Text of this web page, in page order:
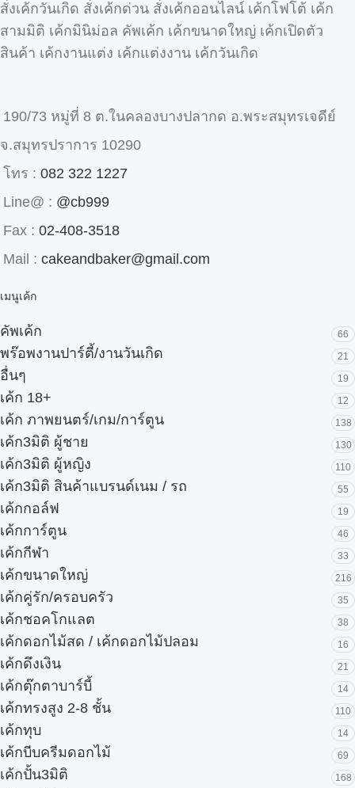
สั่งเค้กวันเกิด สั่งเค้กด่วน สั่งเค้กออนไลน์ เค้กโฟโต้ เค้ก
สามมิติ เค้กมินิม่อล คัพเค้ก เค้กขนาดใหญ่ เค้กเปิดตัว
สินค้า เค้กงานแต่ง เค้กแต่งงาน เค้กวันเกิด
190/73 หมู่ที่ 8 ต.ในคลองบางปลากด อ.พระสมุทรเจดีย์
จ.สมุทรปราการ 10290
โทร : 082 322 1227
Line@ : @cb999
Fax : 02-408-3518
Mail : cakeandbaker@gmail.com
เมนูเค้ก
คัพเค้ก 66
พร๊อพงานปาร์ตี้/งานวันเกิด 21
อื่นๆ 19
เค้ก 18+ 12
เค้ก ภาพยนตร์/เกม/การ์ตูน 138
เค้ก3มิติ ผู้ชาย 130
เค้ก3มิติ ผู้หญิง 110
เค้ก3มิติ สินค้าแบรนด์เนม / รถ 55
เค้กกอล์ฟ 19
เค้กการ์ตูน 46
เค้กกีฬา 33
เค้กขนาดใหญ่ 216
เค้กคู่รัก/ครอบครัว 35
เค้กชอคโกแลต 38
เค้กดอกไม้สด / เค้กดอกไม้ปลอม 16
เค้กดึงเงิน 21
เค้กตุ๊กตาบาร์บี้ 14
เค้กทรงสูง 2-8 ชั้น 110
เค้กทุบ 14
เค้กบีบครีมดอกไม้ 69
เค้กปั้น3มิติ 168